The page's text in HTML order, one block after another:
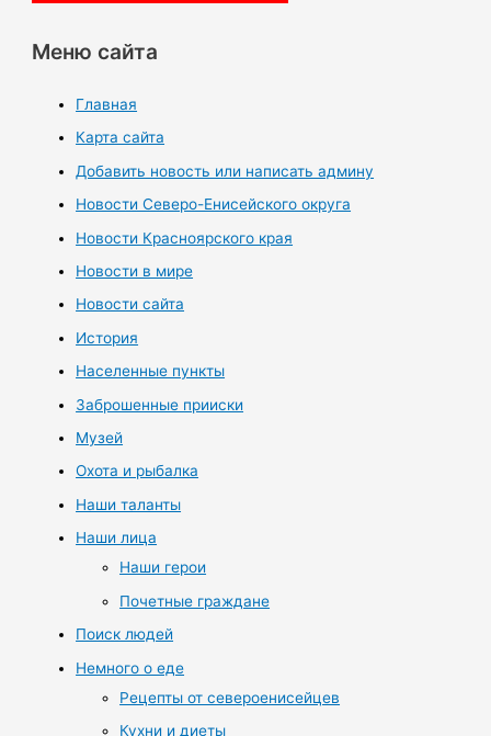
Меню сайта
Главная
Карта сайта
Добавить новость или написать админу
Новости Северо-Енисейского округа
Новости Красноярского края
Новости в мире
Новости сайта
История
Населенные пункты
Заброшенные прииски
Музей
Охота и рыбалка
Наши таланты
Наши лица
Наши герои
Почетные граждане
Поиск людей
Немного о еде
Рецепты от североенисейцев
Кухни и диеты